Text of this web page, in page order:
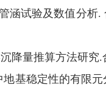
涵试验及数值分析
降量推算方法研究.
基稳定性的有限